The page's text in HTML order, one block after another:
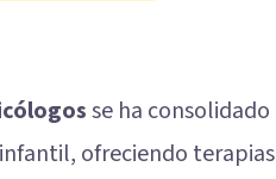
se ha consolidado
ofreciendo terapias